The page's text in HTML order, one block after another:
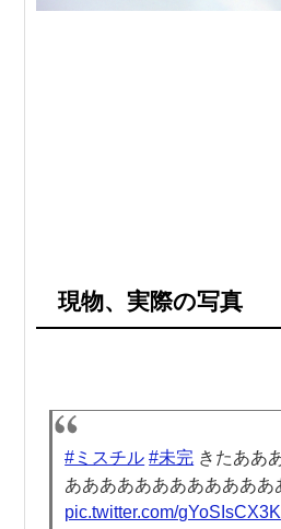
現物、実際の写真
#ミスチル #未完 きたああ
ああああああああああああ
pic.twitter.com/gYoSIsCX3K